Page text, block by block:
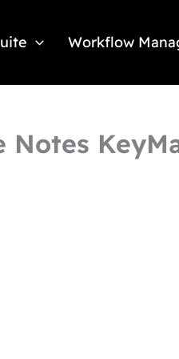
Workflow
Notes